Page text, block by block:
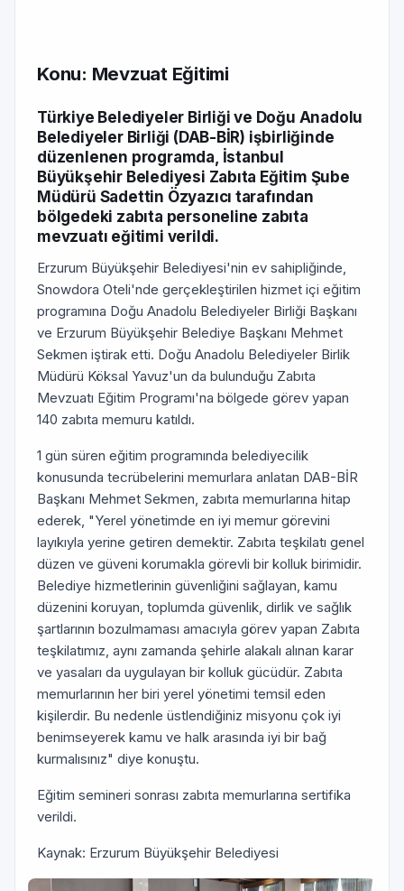
Konu: Mevzuat Eğitimi
Türkiye Belediyeler Birliği ve Doğu Anadolu
Belediyeler Birliği (DAB-BİR) işbirliğinde
düzenlenen programda, İstanbul
Büyükşehir Belediyesi Zabıta Eğitim Şube
Müdürü Sadettin Özyazıcı tarafından
bölgedeki zabıta personeline zabıta
mevzuatı eğitimi verildi.
Erzurum Büyükşehir Belediyesi'nin ev sahipliğinde,
Snowdora Oteli'nde gerçekleştirilen hizmet içi eğitim
programına Doğu Anadolu Belediyeler Birliği Başkanı
ve Erzurum Büyükşehir Belediye Başkanı Mehmet
Sekmen iştirak etti. Doğu Anadolu Belediyeler Birlik
Müdürü Köksal Yavuz'un da bulunduğu Zabıta
Mevzuatı Eğitim Programı'na bölgede görev yapan
140 zabıta memuru katıldı.
1 gün süren eğitim programında belediyecilik
konusunda tecrübelerini memurlara anlatan DAB-BİR
Başkanı Mehmet Sekmen, zabıta memurlarına hitap
ederek, "Yerel yönetimde en iyi memur görevini
layıkıyla yerine getiren demektir. Zabıta teşkilatı genel
düzen ve güveni korumakla görevli bir kolluk birimidir.
Belediye hizmetlerinin güvenliğini sağlayan, kamu
düzenini koruyan, toplumda güvenlik, dirlik ve sağlık
şartlarının bozulmaması amacıyla görev yapan Zabıta
teşkilatımız, aynı zamanda şehirle alakalı alınan karar
ve yasaları da uygulayan bir kolluk gücüdür. Zabıta
memurlarının her biri yerel yönetimi temsil eden
kişilerdir. Bu nedenle üstlendiğiniz misyonu çok iyi
benimseyerek kamu ve halk arasında iyi bir bağ
kurmalısınız" diye konuştu.
Eğitim semineri sonrası zabıta memurlarına sertifika
verildi.
Kaynak: Erzurum Büyükşehir Belediyesi